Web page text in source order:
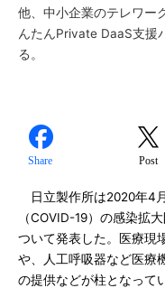
他、中小企業のテレワー
んたんPrivate DaaS支援
る。
Share Post
日立製作所は2020年4
（COVID-19）の感染拡
ついて発表した。医療現
や、人工呼吸器など医療
の提供などが柱となって